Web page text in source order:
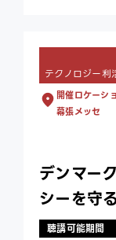
テクノロジー利
開催ロケーシ
幕張メッセ
デンマー
シーを守
聴講可能期間